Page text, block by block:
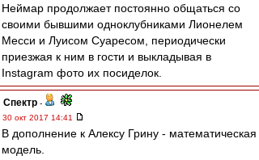
Неймар продолжает постоянно общаться со
своими бывшими одноклубниками Лионелем
Месси и Луисом Суаресом, периодически
приезжая к ним в гости и выкладывая в
Instagram фото их посиделок.
Спектр -
30 окт 2017 14:41
В дополнение к Алексу Грину - математическая
модель.